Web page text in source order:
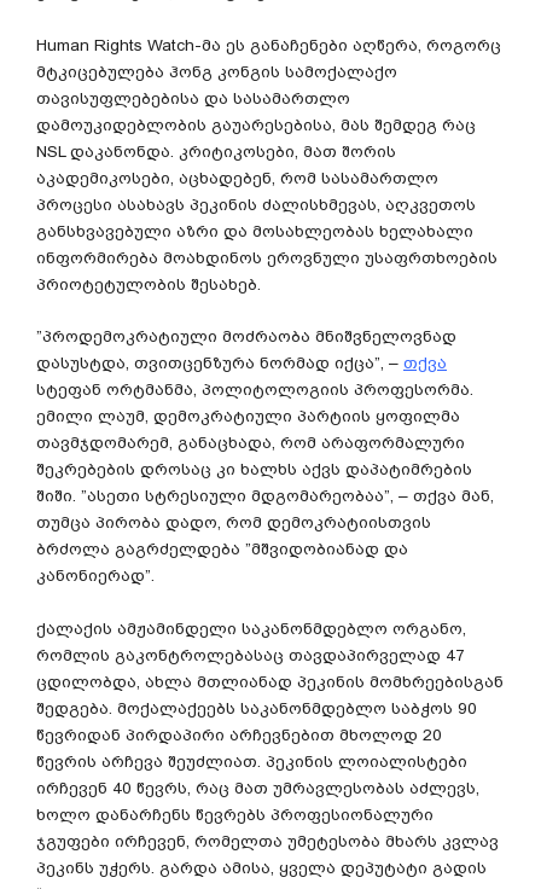
Human Rights Watch-მა ეს განაჩენები აღწერა, როგორც
მტკიცებულება ჰონგ კონგის სამოქალაქო
თავისუფლებებისა და სასამართლო
დამოუკიდებლობის გაუარესებისა, მას შემდეგ რაც
NSL დაკანონდა. კრიტიკოსები, მათ შორის
აკადემიკოსები, აცხადებენ, რომ სასამართლო
პროცესი ასახავს პეკინის ძალისხმევას, აღკვეთოს
განსხვავებული აზრი და მოსახლეობას ხელახალი
ინფორმირება მოახდინოს ეროვნული უსაფრთხოების
პრიოტეტულობის შესახებ.
”პროდემოკრატიული მოძრაობა მნიშვნელოვნად
დასუსტდა, თვითცენზურა ნორმად იქცა”, – თქვა
სტეფან ორტმანმა, პოლიტოლოგიის პროფესორმა.
ემილი ლაუმ, დემოკრატიული პარტიის ყოფილმა
თავმჯდომარემ, განაცხადა, რომ არაფორმალური
შეკრებების დროსაც კი ხალხს აქვს დაპატიმრების
შიში. ”ასეთი სტრესიული მდგომარეობაა”, – თქვა მან,
თუმცა პირობა დადო, რომ დემოკრატიისთვის
ბრძოლა გაგრძელდება ”მშვიდობიანად და
კანონიერად”.
ქალაქის ამჟამინდელი საკანონმდებლო ორგანო,
რომლის გაკონტროლებასაც თავდაპირველად 47
ცდილობდა, ახლა მთლიანად პეკინის მომხრეებისგან
შედგება. მოქალაქეებს საკანონმდებლო საბჭოს 90
წევრიდან პირდაპირი არჩევნებით მხოლოდ 20
წევრის არჩევა შეუძლიათ. პეკინის ლოიალისტები
ირჩევენ 40 წევრს, რაც მათ უმრავლესობას აძლევს,
ხოლო დანარჩენს წევრებს პროფესიონალური
ჯგუფები ირჩევენ, რომელთა უმეტესობა მხარს კვლავ
პეკინს უჭერს. გარდა ამისა, ყველა დეპუტატი გადის